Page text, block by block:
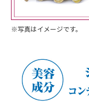
※写真はイメージです。